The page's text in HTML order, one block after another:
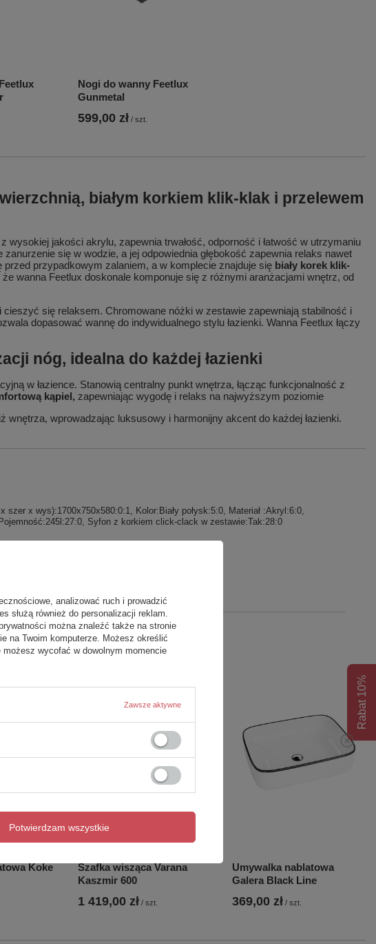
Nogi do wanny Feetlux
Gunmetal
599,00 zł / szt.
białym korkiem klik-klak i przelewem
jakości akrylu, zapewnia trwałość, odporność i łatwość w utrzymaniu
się w wodzie, a jej odpowiednia głębokość zapewnia relaks nawet
przypadkowym zalaniem, a w komplecie znajduje się biały korek klik-
wanna Feetlux doskonale komponuje się z różnymi aranżacjami wnętrz, od
się relaksem. Chromowane nóżki w zestawie zapewniają stabilność i
dopasować wannę do indywidualnego stylu łazienki. Wanna Feetlux łączy
nóg, idealna do każdej łazienki
w łazience. Stanowią centralny punkt wnętrza, łącząc funkcjonalność z
kąpiel, zapewniając wygodę i relaks na najwyższym poziomie
wprowadzając luksusowy i harmonijny akcent do każdej łazienki.
szer x wys):1700x750x580:0:1, Kolor:Biały połysk:5:0, Materiał :Akryl:6:0,
Syfon z korkiem click-clack w zestawie:Tak:28:0
Koke
Szafka wisząca Varana
Kaszmir 600
1 419,00 zł / szt.
Umywalka nablatowa
Galera Black Line
369,00 zł / szt.
Rabat 10%
analizować ruch i prowadzić
służą również do personalizacji reklam.
można znaleźć także na stronie
na Twoim komputerze. Możesz określić
możesz wycofać w dowolnym momencie
Zawsze aktywne
Potwierdzam wszystkie